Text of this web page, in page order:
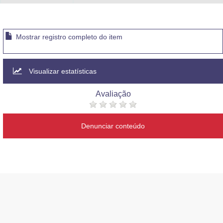
Mostrar registro completo do item
Visualizar estatísticas
Avaliação
Denunciar conteúdo